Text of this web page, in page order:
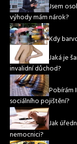
Jsem
výhody mám nárok?
Kdy
Jaká je
invalidní důchod?
Pobírám
sociálního pojištění?
Jak
nemocnici?